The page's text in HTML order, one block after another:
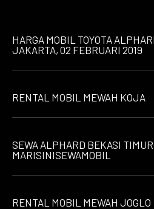
HARGA MOBIL TOYOTA
JAKARTA, 02 FEBRUARI 2019
RENTAL MOBIL MEWAH KOJA
SEWA ALPHARD BEKASI TIMUR
MARISINISEWAMOBIL
RENTAL MOBIL MEWAH JOGLO